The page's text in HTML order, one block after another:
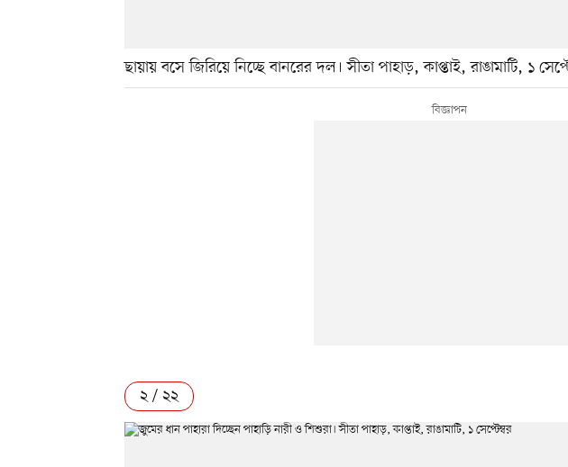
ছায়ায় বসে জিরিয়ে নিচ্ছে বানরের দল। সীতা পাহাড়, কাপ্তাই, রাঙামাটি, ১
২ / ২২